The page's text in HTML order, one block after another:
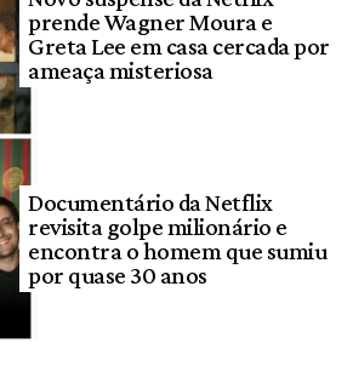
prende Wagner Moura e
Greta Lee em casa cercada por
ameaça misteriosa
Documentário da Netflix
revisita golpe milionário e
encontra o homem que sumiu
por quase 30 anos